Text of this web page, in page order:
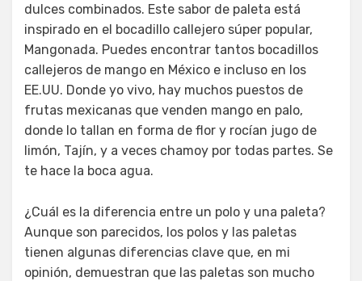
dulces combinados. Este sabor de paleta está
inspirado en el bocadillo callejero súper popular,
Mangonada. Puedes encontrar tantos bocadillos
callejeros de mango en México e incluso en los
EE.UU. Donde yo vivo, hay muchos puestos de
frutas mexicanas que venden mango en palo,
donde lo tallan en forma de flor y rocían jugo de
limón, Tajín, y a veces chamoy por todas partes. Se
te hace la boca agua.
¿Cuál es la diferencia entre un polo y una paleta?
Aunque son parecidos, los polos y las paletas
tienen algunas diferencias clave que, en mi
opinión, demuestran que las paletas son mucho